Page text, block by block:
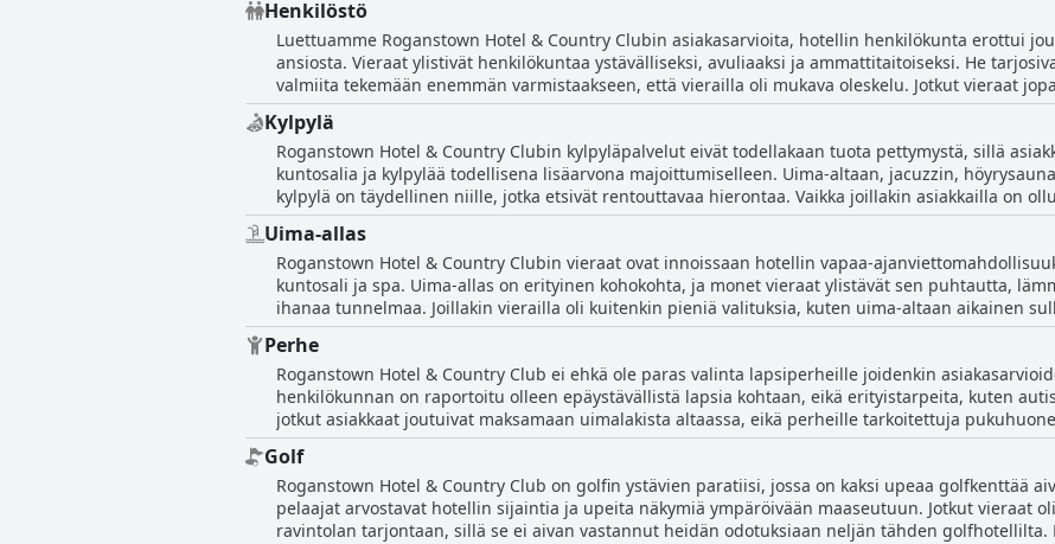
raportoivat, että henkilökunta oli ystävällistä ja huomaavaista. Ruoka oli ihanaa ja huoneet olivat
mukavia. Muutama kielteinen kommentti sisälsi sen, että hotelli haisi savukkeilta ja joissakin
vaikka jotkin hotellin alueet saattavat tarvita perusteellisen siivouksen, hotellia pidettiin yleisesti
Henkilöstö
Luettuamme Roganstown Hotel & Country Clubin asiakasarvioita, hotellin henkilökunta erottui
ansiosta. Vieraat ylistivät henkilökuntaa ystävälliseksi, avuliaaksi ja ammattitaitoiseksi. He
valmiita tekemään enemmän varmistaakseen, että vierailla oli mukava oleskelu. Jotkut vieraat
jäseniä nimeltä, kuten vastaanottovirkailija Laurenin, Carlan ja allashenkilökunnan. Vaikka
henkilökunnasta esiintyi, suurin osa vieraista koki, että henkilökunta teki heidän
tunnelmaa ja henkilökunnan lämmintä vastaanottoa kehuttiin, ja vieraat tunsivat olonsa
myös huomionarvoisia, ja vastaanotto ja ravintolan tarjoilijat saivat erityismaininnan. Kaiken
Clubin henkilökunta ylitti vieraiden odotukset ja teki heidän vierailustaan poikkeuksellisen.
Kylpylä
Roganstown Hotel & Country Clubin kylpyläpalvelut eivät todellakaan tuota pettymystä, sillä
kuntosalia ja kylpylää todellisena lisäarvona majoittumiselleen. Uima-altaan, jacuzzin,
kylpylä on täydellinen niille, jotka etsivät rentouttavaa hierontaa. Vaikka joillakin asiakkailla on
kiinni hoitojen varaamiseksi, minikylpylä on toimiva ja erinomainen laiskalle iltapäivälle. Vaikka
kaunis uima-allas tarjosi täydellisen tilan rentoutumiseen. Olipa kyseessä kylpylähoito tai
asiakkaat voivat nauttia kylpylähoidoista tai jopa спа процедуры ja jopa schöner
Uima-allas
Roganstown Hotel & Country Clubin vieraat ovat innoissaan hotellin vapaa-
kuntosali ja spa. Uima-allas on erityinen kohokohta, ja monet vieraat ylistävät sen puhtautta,
ihanaa tunnelmaa. Joillakin vierailla oli kuitenkin pieniä valituksia, kuten uima-altaan aikainen
likaisuus. Siitä huolimatta perheet arvostivat mahdollisuutta lapsilleen nauttia uima-altaasta, ja
tapana rentoutua ja rauhoittua. Vaikka porealtaan ja allasaikojen kanssa oli joitain ongelmia,
todellisena etuna, joka lisäsi heidän yleistä nautintoaan hotellissa oleskelustaan.
Perhe
Roganstown Hotel & Country Club ei ehkä ole paras valinta lapsiperheille joidenkin
henkilökunnan on raportoitu olleen epäystävällistä lapsia kohtaan, eikä erityistarpeita, kuten
jotkut asiakkaat joutuivat maksamaan uimalakista altaassa, eikä perheille tarkoitettuja
hotellia turvallisena ja lapsiystävällisenä, ja tilavat huoneet sopivat erinomaisesti kolmihenkisille
paljon iltaviihdettä, se voi olla hyvä valinta nopeaan perhelomaan tai muutaman päivän viettoon
harkita omien kaakaojuomien tuomista lapsille.
Golf
Roganstown Hotel & Country Club on golfin ystävien paratiisi, jossa on kaksi upeaa golfkenttää
pelaajat arvostavat hotellin sijaintia ja upeita näkymiä ympäröivään maaseutuun. Jotkut vieraat
ravintolan tarjontaan, sillä se ei aivan vastannut heidän odotuksiaan neljän tähden golfhotellilta.